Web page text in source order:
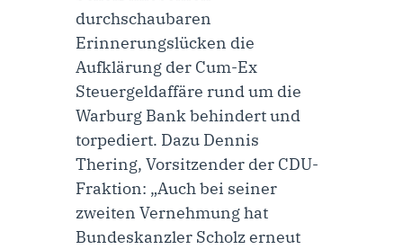
durchschaubaren
Erinnerungslücken die
Aufklärung der Cum-Ex
Steuergeldaffäre rund um die
Warburg Bank behindert und
torpediert. Dazu Dennis
Thering, Vorsitzender der CDU-
Fraktion: „Auch bei seiner
zweiten Vernehmung hat
Bundeskanzler Scholz erneut